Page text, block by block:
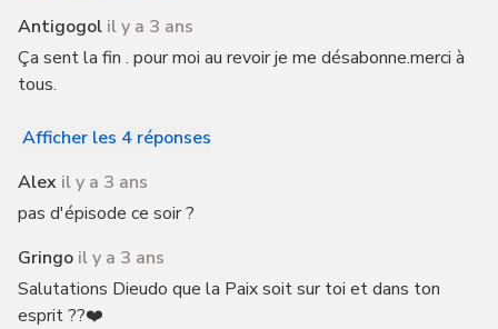
Antigogol il y a 3 ans
Ça sent la fin . pour moi au revoir je me désabonne.merci à
tous.
Afficher les 4 réponses
Alex il y a 3 ans
pas d'épisode ce soir ?
Gringo il y a 3 ans
Salutations Dieudo que la Paix soit sur toi et dans ton
esprit ??❤️